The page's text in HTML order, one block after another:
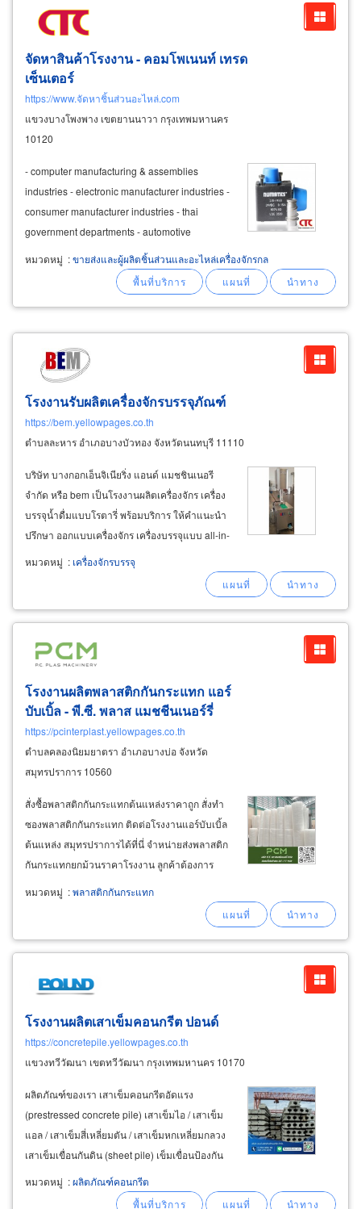
จัดหาสินค้าโรงงาน - คอมโพเนนท์ เทรด
เซ็นเตอร์
https://www.จัดหาชิ้นส่วนอะไหล่.com
แขวงบางโพงพาง เขตยานนาวา กรุงเทพมหานคร
10120
- computer manufacturing & assemblies
industries - electronic manufacturer industries -
consumer manufacturer industries - thai
government departments - automotive
assembly industries - metal part manufacturer
factories - watch assembly industries -
international aircraft business
หมวดหมู่ :ขายส่งและผู้ผลิตชิ้นส่วนและอะไหล่เครื่องจักรกล
โรงงานรับผลิตเครื่องจักรบรรจุภัณฑ์
https://bem.yellowpages.co.th
ตำบลละหาร อำเภอบางบัวทอง จังหวัดนนทบุรี 11110
บริษัท บางกอกเอ็นจิเนียริ่ง แอนด์ แมชชินเนอรี
จำกัด หรือ bem เป็นโรงงานผลิตเครื่องจักร เครื่อง
บรรจุน้ำดื่มแบบโรตารี่ พร้อมบริการ ให้คำแนะนำ
ปรึกษา ออกแบบเครื่องจักร เครื่องบรรจุแบบ all-in-
one สร้างระบบสายพานการผลิตอัตโนมัติ
ความเร็วสูง และ ระบบสายการผลิต กึ่งอัตโนมัติ
ไลน์การบรรจุของเหลวลง ภาชนะ ขวด กระปุก
หมวดหมู่ : เครื่องจักรบรรจุ
โรงงานผลิตพลาสติกกันกระแทก แอร์
บับเบิ้ล - พี.ซี. พลาส แมชชีนเนอร์รี่
https://pcinterplast.yellowpages.co.th
ตำบลคลองนิยมยาตรา อำเภอบางบ่อ จังหวัด
สมุทรปราการ 10560
สั่งซื้อพลาสติกกันกระแทกต้นแหล่งราคาถูก สั่งทำ
ซองพลาสติกกันกระแทก ติดต่อโรงงานแอร์บับเบิ้ล
ต้นแหล่ง สมุทรปราการได้ที่นี่ จำหน่ายส่งพลาสติก
กันกระแทกยกม้วนราคาโรงงาน ลูกค้าต้องการ
พลาสติกกันกระแทกยกม้วน ราคาส่ง ทุกม้วนยาว
100 เมตรต่อม้วน ขนาดความหนาให้เลือก หนา
หมวดหมู่ :พลาสติกกันกระแทก
โรงงานผลิตเสาเข็มคอนกรีต ปอนด์
https://concretepile.yellowpages.co.th
แขวงทวีวัฒนา เขตทวีวัฒนา กรุงเทพมหานคร 10170
ผลิตภัณฑ์ของเรา เสาเข็มคอนกรีตอัดแรง
(prestressed concrete pile) เสาเข็มไอ / เสาเข็ม
แอล / เสาเข็มสี่เหลี่ยมตัน / เสาเข็มหกเหลี่ยมกลวง
เสาเข็มเขื่อนกันดิน (sheet pile) เข็มเขื่อนป้องกัน
ตลิ่งชนิดคาดท้องคลอง, เสาเข็มสมอ เสารั้ว
คอนกรีตสำเร็จรูป, เสาเข็มสเตย์ (stay) ผนังรั้ว
หมวดหมู่ :ผลิตภัณฑ์คอนกรีต